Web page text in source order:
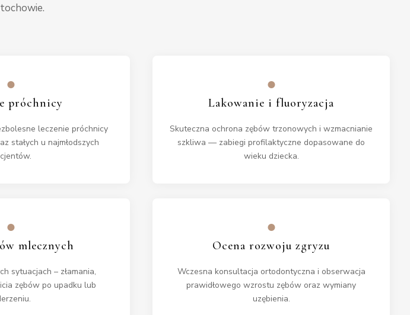
●
próchnicy
leczenie próchnicy
stałych u najmłodszych
●
Lakowanie i fluoryzacja
Skuteczna ochrona zębów trzonowych i wzmacnianie
szkliwa — zabiegi profilaktyczne dopasowane do
wieku dziecka.
●
mlecznych
sytuacjach – złamania,
zębów po upadku lub
●
Ocena rozwoju zgryzu
Wczesna konsultacja ortodontyczna i obserwacja
prawidłowego wzrostu zębów oraz wymiany
uzębienia.